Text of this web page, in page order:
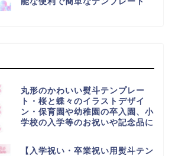
丸形のかわいい熨斗テンプレー
ト・桜と蝶々のイラストデザイ
ン・保育園や幼稚園の卒入園、小
学校の入学等のお祝いや記念品に
【入学祝い・卒業祝い用熨斗テン